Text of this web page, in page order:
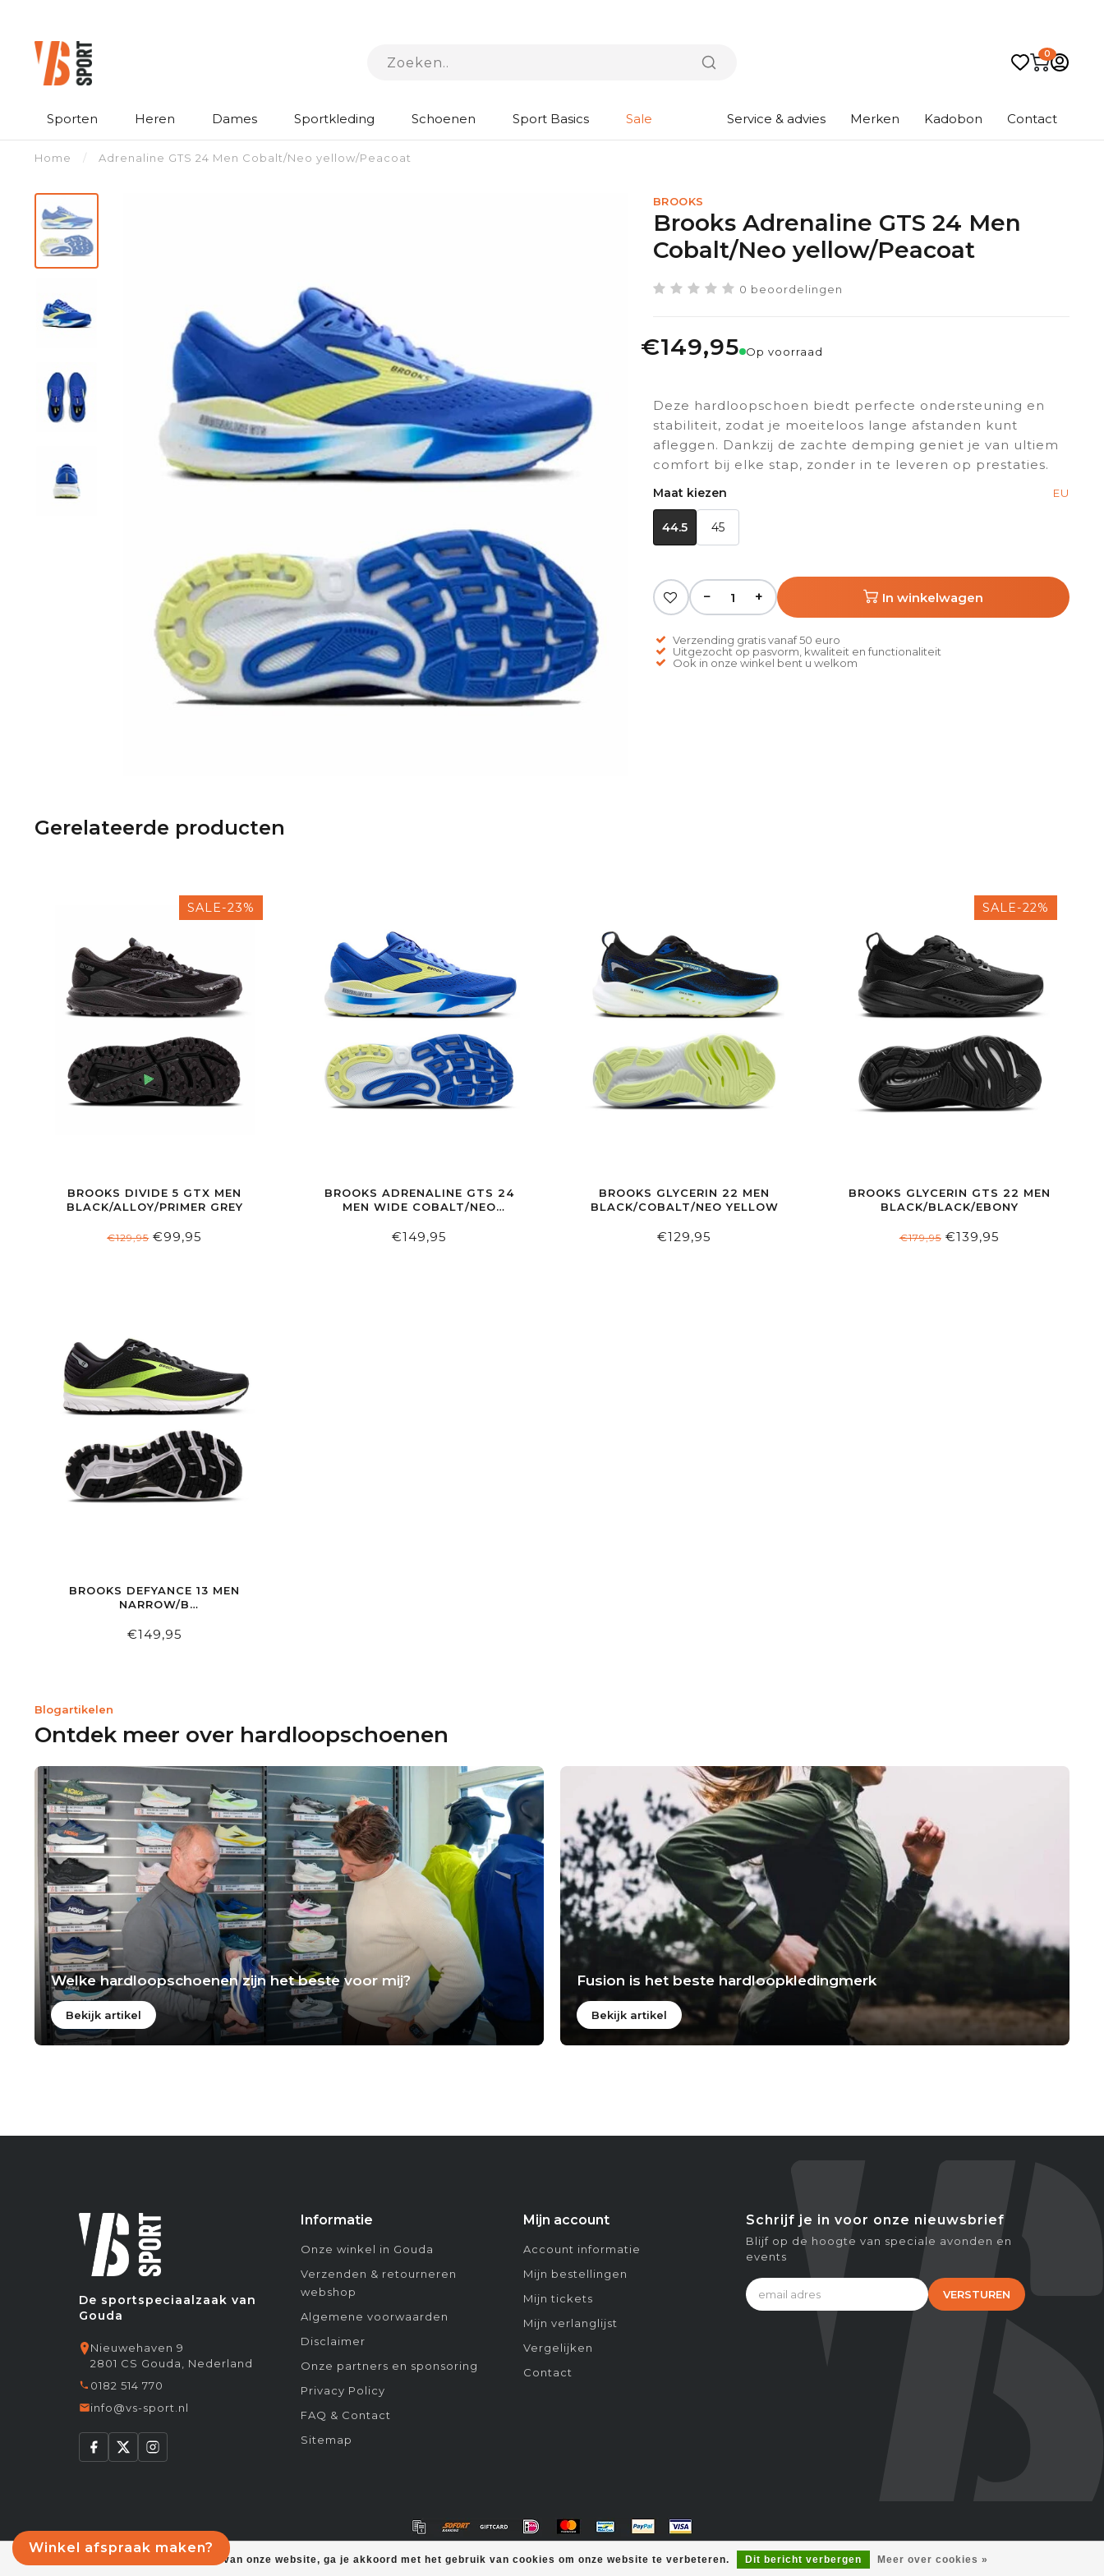
Winkel afspraak maken?
0
Sporten Heren Dames Sportkleding Schoenen Sport Basics Sale Service & advies Merken Kadobon Contact
Home / Adrenaline GTS 24 Men Cobalt/Neo yellow/Peacoat
BROOKS
Brooks Adrenaline GTS 24 Men
Cobalt/Neo yellow/Peacoat
0 beoordelingen
€149,95 Op voorraad
Deze hardloopschoen biedt perfecte ondersteuning en
stabiliteit, zodat je moeiteloos lange afstanden kunt
afleggen. Dankzij de zachte demping geniet je van ultiem
comfort bij elke stap, zonder in te leveren op prestaties.
Maat kiezen EU
44.5 45
− + In winkelwagen
Verzending gratis vanaf 50 euro
Uitgezocht op pasvorm, kwaliteit en functionaliteit
Ook in onze winkel bent u welkom
Gerelateerde producten
SALE-23%
BROOKS DIVIDE 5 GTX MEN
BLACK/ALLOY/PRIMER GREY
€129,95€99,95
BROOKS ADRENALINE GTS 24
MEN WIDE COBALT/NEO
€149,95
BROOKS GLYCERIN 22 MEN
BLACK/COBALT/NEO YELLOW
€129,95
SALE-22%
BROOKS GLYCERIN GTS 22 MEN
BLACK/BLACK/EBONY
€179,95€139,95
BROOKS DEFYANCE 13 MEN
NARROW/B
€149,95
Blogartikelen
Ontdek meer over hardloopschoenen
Welke hardloopschoenen zijn het beste voor mij?
Bekijk artikel
Fusion is het beste hardloopkledingmerk
Bekijk artikel
Door het gebruiken van onze website, ga je akkoord met het gebruik van cookies om onze website te verbeteren. Dit bericht verbergen Meer over cookies »
De sportspeciaalzaak van
Gouda
Nieuwehaven 9
2801 CS Gouda, Nederland
0182 514 770
info@vs-sport.nl
Informatie
Onze winkel in Gouda
Verzenden & retourneren
webshop
Algemene voorwaarden
Disclaimer
Onze partners en sponsoring
Privacy Policy
FAQ & Contact
Sitemap
Mijn account
Account informatie
Mijn bestellingen
Mijn tickets
Mijn verlanglijst
Vergelijken
Contact
Schrijf je in voor onze nieuwsbrief
Blijf op de hoogte van speciale avonden en
events
VERSTUREN